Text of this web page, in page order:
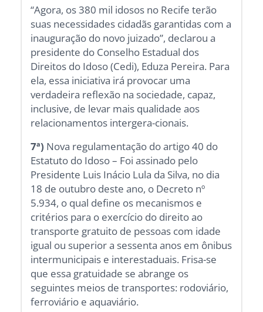
“Agora, os 380 mil idosos no Recife terão
suas necessidades cidadãs garantidas com a
inauguração do novo juizado”, declarou a
presidente do Conselho Estadual dos
Direitos do Idoso (Cedi), Eduza Pereira. Para
ela, essa iniciativa irá provocar uma
verdadeira reflexão na sociedade, capaz,
inclusive, de levar mais qualidade aos
relacionamentos intergera-cionais.
7ª) Nova regulamentação do artigo 40 do
Estatuto do Idoso – Foi assinado pelo
Presidente Luis Inácio Lula da Silva, no dia
18 de outubro deste ano, o Decreto nº
5.934, o qual define os mecanismos e
critérios para o exercício do direito ao
transporte gratuito de pessoas com idade
igual ou superior a sessenta anos em ônibus
intermunicipais e interestaduais. Frisa-se
que essa gratuidade se abrange os
seguintes meios de transportes: rodoviário,
ferroviário e aquaviário.